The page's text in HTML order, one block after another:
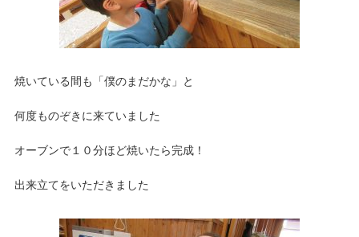
焼いている間も「僕のまだかな」と
何度ものぞきに来ていました
オーブンで１０分ほど焼いたら完成！
出来立てをいただきました